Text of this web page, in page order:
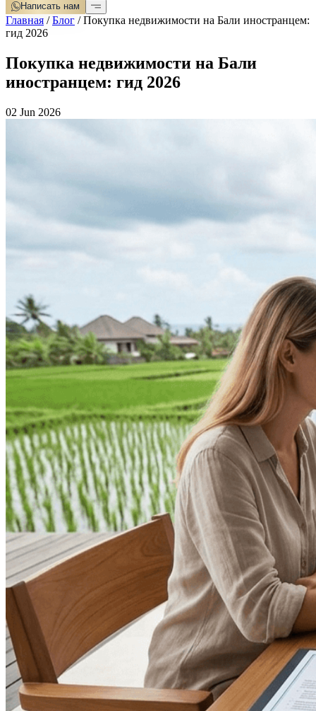
Написать нам
Главная /Блог /Покупка недвижимости на Бали иностранцем:
гид 2026
Покупка недвижимости на Бали
иностранцем: гид 2026
02 Jun 2026